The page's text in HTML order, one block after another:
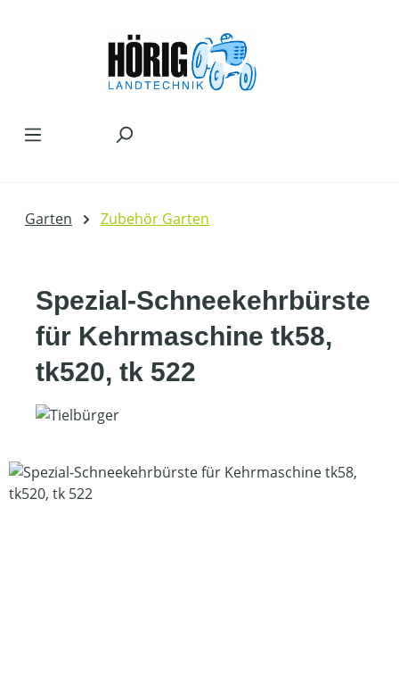
Garten Zubehör Garten
Spezial-Schneekehrbürste
für Kehrmaschine tk58,
tk520, tk 522
Bildergalerie überspringen